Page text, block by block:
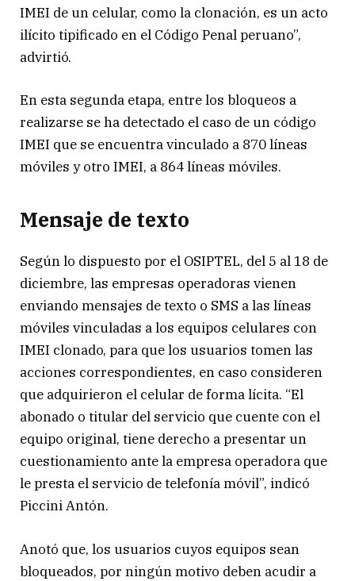
IMEI de un celular, como la clonación, es un acto
ilícito tipificado en el Código Penal peruano”,
advirtió.
En esta segunda etapa, entre los bloqueos a
realizarse se ha detectado el caso de un código
IMEI que se encuentra vinculado a 870 líneas
móviles y otro IMEI, a 864 líneas móviles.
Mensaje de texto
Según lo dispuesto por el OSIPTEL, del 5 al 18 de
diciembre, las empresas operadoras vienen
enviando mensajes de texto o SMS a las líneas
móviles vinculadas a los equipos celulares con
IMEI clonado, para que los usuarios tomen las
acciones correspondientes, en caso consideren
que adquirieron el celular de forma lícita. “El
abonado o titular del servicio que cuente con el
equipo original, tiene derecho a presentar un
cuestionamiento ante la empresa operadora que
le presta el servicio de telefonía móvil”, indicó
Piccini Antón.
Anotó que, los usuarios cuyos equipos sean
bloqueados, por ningún motivo deben acudir a